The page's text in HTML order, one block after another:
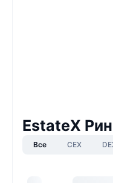
EstateX
Все CEX